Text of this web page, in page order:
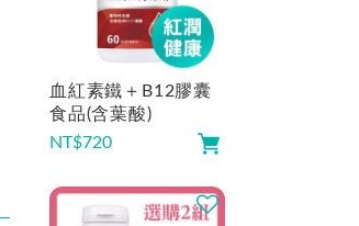
血紅素鐵＋B12膠囊
食品(含葉酸)
NT$720